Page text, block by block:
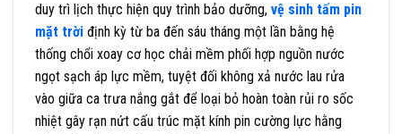
duy trì lịch thực hiện quy trình bảo dưỡng, vệ sinh tấm pin
mặt trời định kỳ từ ba đến sáu tháng một lần bằng hệ
thống chổi xoay cơ học chải mềm phối hợp nguồn nước
ngọt sạch áp lực mềm, tuyệt đối không xả nước lau rửa
vào giữa ca trưa nắng gắt để loại bỏ hoàn toàn rủi ro sốc
nhiệt gây rạn nứt cấu trúc mặt kính pin cường lực hằng